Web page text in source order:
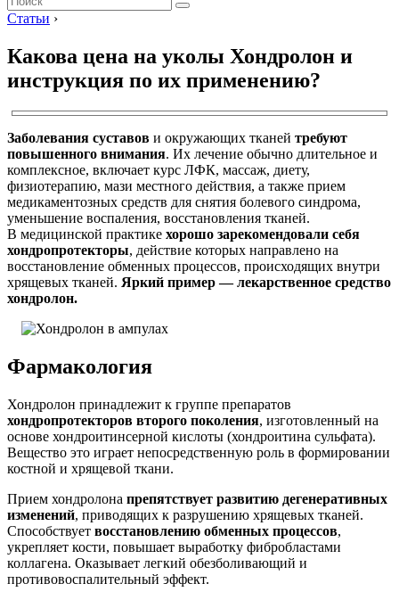
Статьи ›
Какова цена на уколы Хондролон и
инструкция по их применению?
Заболевания суставов и окружающих тканей требуют
повышенного внимания. Их лечение обычно длительное и
комплексное, включает курс ЛФК, массаж, диету,
физиотерапию, мази местного действия, а также прием
медикаментозных средств для снятия болевого синдрома,
уменьшение воспаления, восстановления тканей.
В медицинской практике хорошо зарекомендовали себя
хондропротекторы, действие которых направлено на
восстановление обменных процессов, происходящих внутри
хрящевых тканей. Яркий пример — лекарственное средство
хондролон.
Фармакология
Хондролон принадлежит к группе препаратов
хондропротекторов второго поколения, изготовленный на
основе хондроитинсерной кислоты (хондроитина сульфата).
Вещество это играет непосредственную роль в формировании
костной и хрящевой ткани.
Прием хондролона препятствует развитию дегенеративных
изменений, приводящих к разрушению хрящевых тканей.
Способствует восстановлению обменных процессов,
укрепляет кости, повышает выработку фибробластами
коллагена. Оказывает легкий обезболивающий и
противовоспалительный эффект.